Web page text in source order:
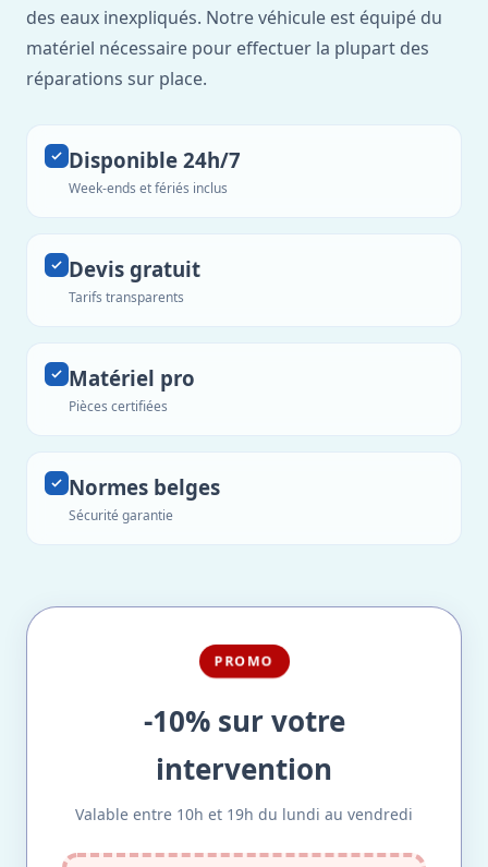
des eaux inexpliqués. Notre véhicule est équipé du
matériel nécessaire pour effectuer la plupart des
réparations sur place.
Disponible 24h/7
Week-ends et fériés inclus
Devis gratuit
Tarifs transparents
Matériel pro
Pièces certifiées
Normes belges
Sécurité garantie
PROMO
-10% sur votre
intervention
Valable entre 10h et 19h du lundi au vendredi